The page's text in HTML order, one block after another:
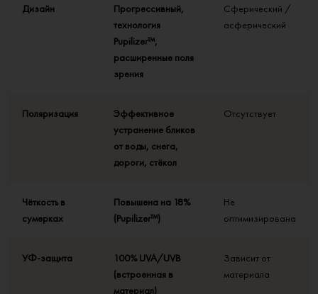
Дизайн
Прогрессивный,
технология
Pupilizer™,
расширенные поля
зрения
Сферический /
асферический
Поляризация
Эффективное
устранение бликов
от воды, снега,
дороги, стёкол
Отсутствует
Чёткость в
сумерках
Повышена на 18%
(Pupilizer™)
Не
оптимизирована
УФ-защита
100% UVA/UVB
(встроенная в
материал)
Зависит от
материала